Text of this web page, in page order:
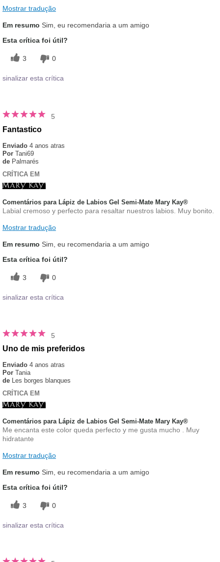
Mostrar tradução
Em resumo Sim, eu recomendaria a um amigo
Esta crítica foi útil?
3 0
sinalizar esta crítica
5
Fantastico
Enviado 4 anos atras
Por Tani69
de Palmarés
CRÍTICA EM
Comentários para Lápiz de Labios Gel Semi-Mate Mary Kay®
Labial cremoso y perfecto para resaltar nuestros labios. Muy bonito.
Mostrar tradução
Em resumo Sim, eu recomendaria a um amigo
Esta crítica foi útil?
3 0
sinalizar esta crítica
5
Uno de mis preferidos
Enviado 4 anos atras
Por Tania
de Les borges blanques
CRÍTICA EM
Comentários para Lápiz de Labios Gel Semi-Mate Mary Kay®
Me encanta este color queda perfecto y me gusta mucho . Muy
hidratante
Mostrar tradução
Em resumo Sim, eu recomendaria a um amigo
Esta crítica foi útil?
3 0
sinalizar esta crítica